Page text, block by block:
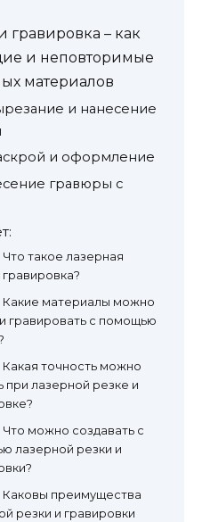
гравировка – как
и неповторимые
материалов
и нанесение
и оформление
гравюры с
Что такое лазерная
гравировка?
Какие материалы можно
гравировать с помощью
Какая точность можно
при лазерной резке и
Что можно создавать с
лазерной резки и
Каковы преимущества
резки и гравировки